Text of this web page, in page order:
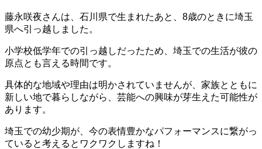
藤永咲夜さんは、石川県で生まれたあと、8歳のときに埼玉
県へ引っ越しました。
小学校低学年での引っ越しだったため、埼玉での生活が彼の
原点とも言える時間です。
具体的な地域や理由は明かされていませんが、家族とともに
新しい地で暮らしながら、芸能への興味が芽生えた可能性が
あります。
埼玉での幼少期が、今の表情豊かなパフォーマンスに繋がっ
ていると考えるとワクワクしますね！